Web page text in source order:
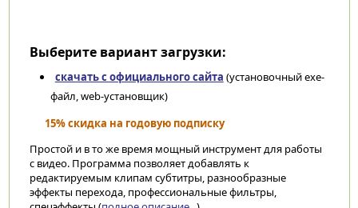
Выберите вариант загрузки:
скачать с официального сайта (установочный exe-
файл, web-установщик)
15% скидка на годовую подписку
Простой и в то же время мощный инструмент для работы
с видео. Программа позволяет добавлять к
редактируемым клипам субтитры, разнообразные
эффекты перехода, профессиональные фильтры,